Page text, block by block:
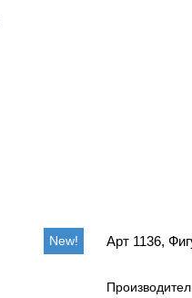
New! Арт 1136,